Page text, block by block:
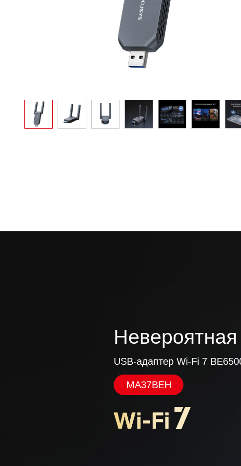
Невероятная
USB-адаптер Wi-Fi 7
MA37BEH